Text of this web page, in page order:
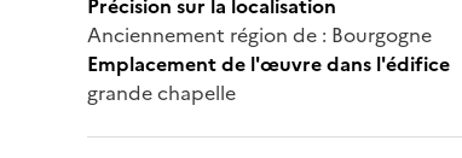
Anciennement région de : Bourgogne
Emplacement de l'œuvre dans l'édifice
grande chapelle